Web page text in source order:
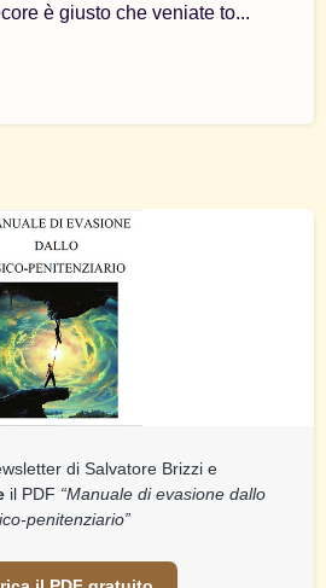
di Salvatore Brizzi e
il PDF “Manuale di evasione dallo
penitenziario”
è giusto che veniate to...